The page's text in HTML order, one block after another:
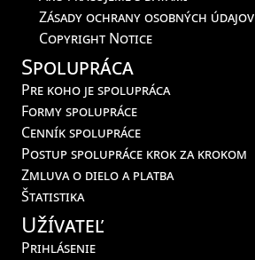
Zásady ochrany osobných údajov
Copyright Notice
Spolupráca
Pre koho je spolupráca
Formy spolupráce
Cenník spolupráce
Postup spolupráce krok za krokom
Zmluva o dielo a platba
Štatistika
Užívateľ
Prihlásenie